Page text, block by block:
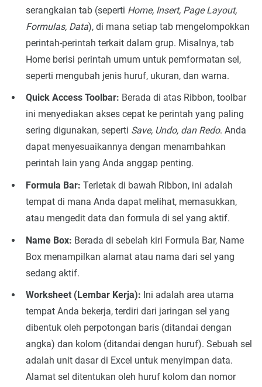
serangkaian tab (seperti Home, Insert, Page Layout,
Formulas, Data), di mana setiap tab mengelompokkan
perintah-perintah terkait dalam grup. Misalnya, tab
Home berisi perintah umum untuk pemformatan sel,
seperti mengubah jenis huruf, ukuran, dan warna.
Quick Access Toolbar: Berada di atas Ribbon, toolbar
ini menyediakan akses cepat ke perintah yang paling
sering digunakan, seperti Save, Undo, dan Redo. Anda
dapat menyesuaikannya dengan menambahkan
perintah lain yang Anda anggap penting.
Formula Bar: Terletak di bawah Ribbon, ini adalah
tempat di mana Anda dapat melihat, memasukkan,
atau mengedit data dan formula di sel yang aktif.
Name Box: Berada di sebelah kiri Formula Bar, Name
Box menampilkan alamat atau nama dari sel yang
sedang aktif.
Worksheet (Lembar Kerja): Ini adalah area utama
tempat Anda bekerja, terdiri dari jaringan sel yang
dibentuk oleh perpotongan baris (ditandai dengan
angka) dan kolom (ditandai dengan huruf). Sebuah sel
adalah unit dasar di Excel untuk menyimpan data.
Alamat sel ditentukan oleh huruf kolom dan nomor